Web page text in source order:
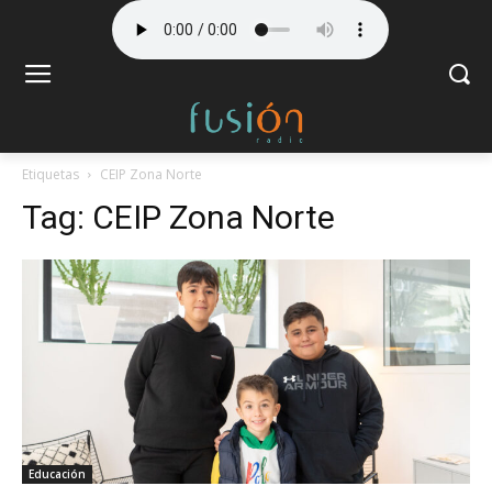
Etiquetas CEIP Zona Norte
Tag: CEIP Zona Norte
Educación